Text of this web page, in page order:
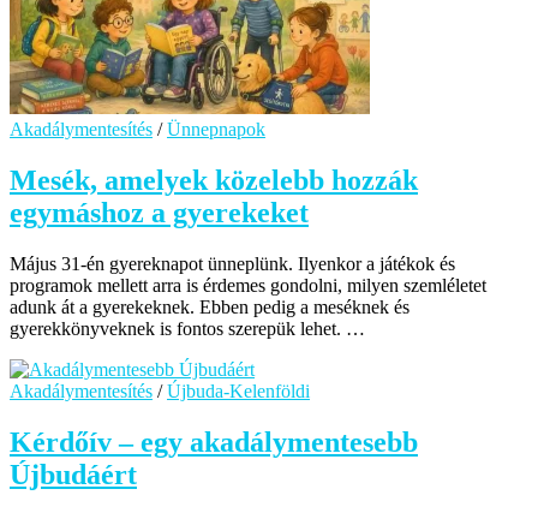
Akadálymentesítés /Ünnepnapok
Mesék, amelyek közelebb hozzák
egymáshoz a gyerekeket
Május 31-én gyereknapot ünneplünk. Ilyenkor a játékok és
programok mellett arra is érdemes gondolni, milyen szemléletet
adunk át a gyerekeknek. Ebben pedig a meséknek és
gyerekkönyveknek is fontos szerepük lehet. …
Akadálymentesítés /Újbuda-Kelenföldi
Kérdőív – egy akadálymentesebb
Újbudáért